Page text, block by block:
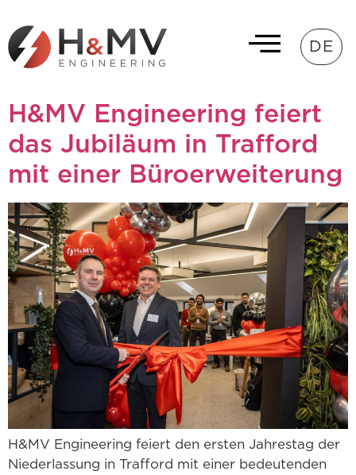
DE
H&MV Engineering feiert
das Jubiläum in Trafford
mit einer Büroerweiterung
H&MV Engineering feiert den ersten Jahrestag der
Niederlassung in Trafford mit einer bedeutenden